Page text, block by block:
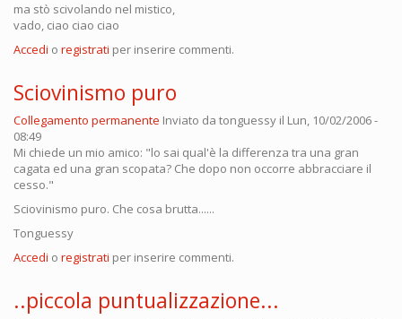
ma stò scivolando nel mistico,
vado, ciao ciao ciao
Accedi o registrati per inserire commenti.
Sciovinismo puro
Collegamento permanente Inviato da tonguessy il Lun, 10/02/2006 -
08:49
Mi chiede un mio amico: "lo sai qual'è la differenza tra una gran
cagata ed una gran scopata? Che dopo non occorre abbracciare il
cesso."
Sciovinismo puro. Che cosa brutta......
Tonguessy
Accedi o registrati per inserire commenti.
..piccola puntualizzazione...